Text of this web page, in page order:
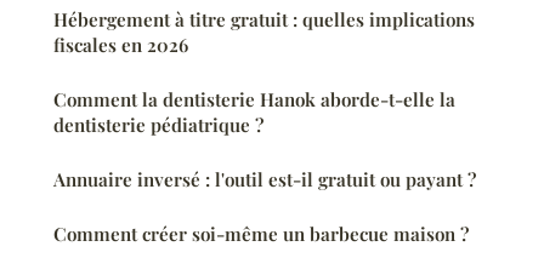
Hébergement à titre gratuit : quelles implications
fiscales en 2026
Comment la dentisterie Hanok aborde-t-elle la
dentisterie pédiatrique ?
Annuaire inversé : l'outil est-il gratuit ou payant ?
Comment créer soi-même un barbecue maison ?